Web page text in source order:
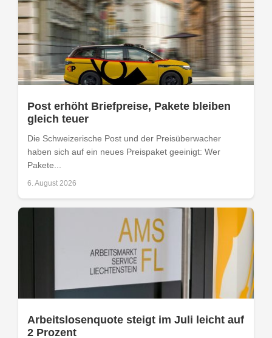
Post erhöht Briefpreise, Pakete bleiben
gleich teuer
Die Schweizerische Post und der Preisüberwacher
haben sich auf ein neues Preispaket geeinigt: Wer
Pakete...
6. August 2026
Arbeitslosenquote steigt im Juli leicht auf
2 Prozent